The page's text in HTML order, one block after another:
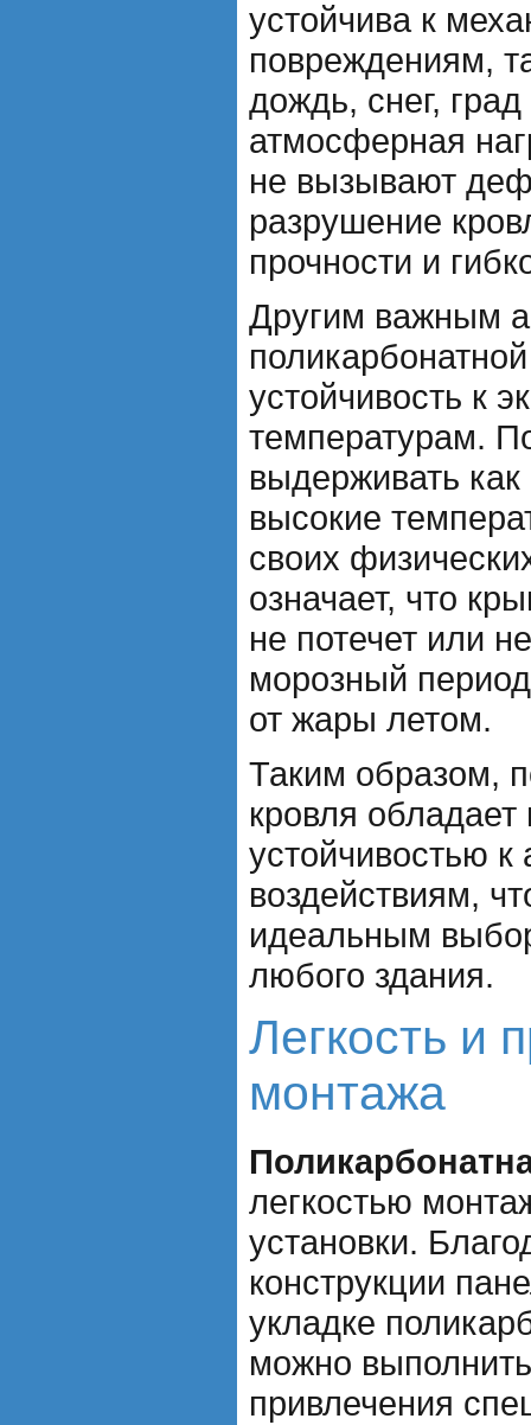
устойчива к
повреждениям,
дождь, снег,
атмосферная
не вызывают
разрушение
прочности и
Другим важным
устойчивость к
температурам.
выдерживать
высокие
своих
означает, что
не потечет или
морозный
от жары летом.
Таким образом,
кровля обладает
устойчивостью
воздействиям,
идеальным
любого здания.
Легкость и
монтажа
легкостью
установки.
конструкции
укладке
можно
привлечения